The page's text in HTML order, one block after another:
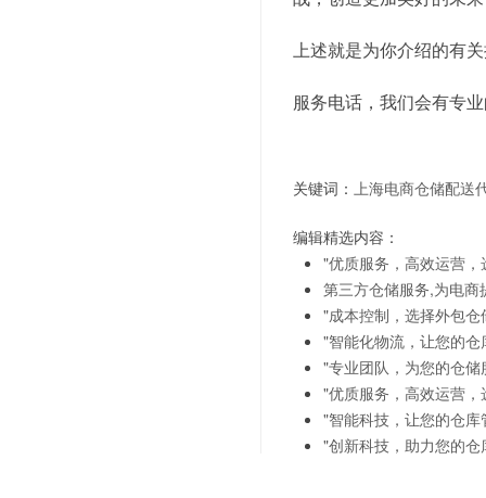
上述就是为你介绍的有
服务电话，我们会有专
关键词： 上海电商仓储配送
编辑精选内容：
"优质服务，高效运营
第三方仓储服务,为电
"成本控制，选择外包
"智能化物流，让您的
"专业团队，为您的仓
"优质服务，高效运营
"智能科技，让您的仓
"创新科技，助力您的